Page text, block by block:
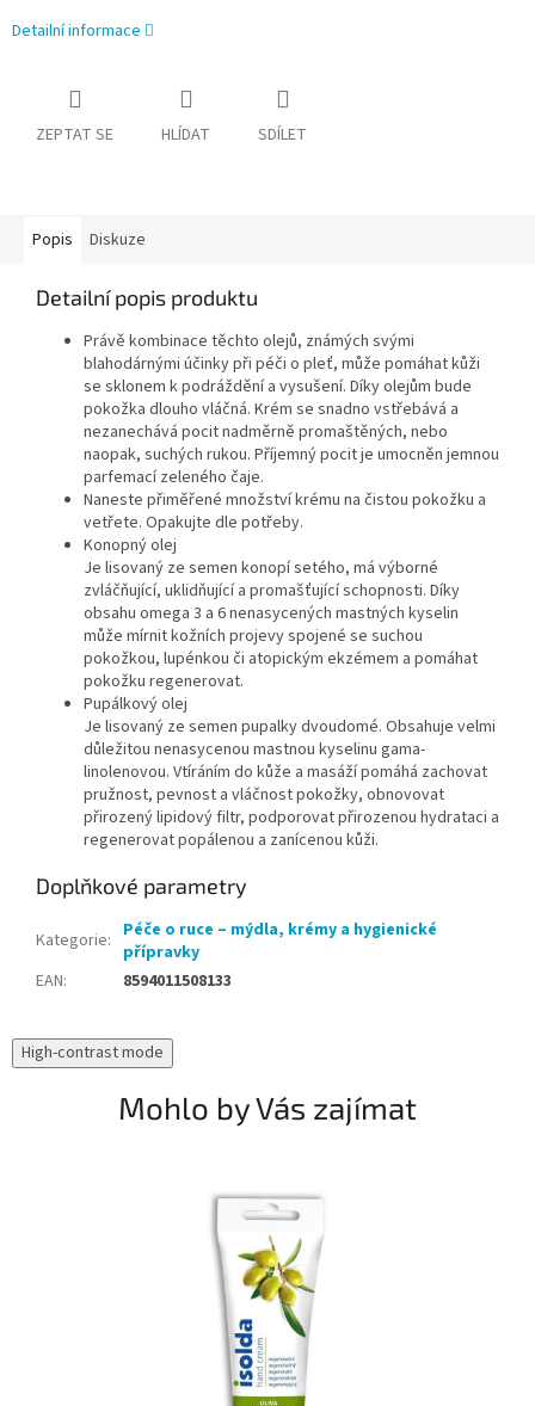
Detailní informace
ZEPTAT SE HLÍDAT SDÍLET
Popis Diskuze
Detailní popis produktu
Právě kombinace těchto olejů, známých svými
blahodárnými účinky při péči o pleť, může pomáhat kůži
se sklonem k podráždění a vysušení. Díky olejům bude
pokožka dlouho vláčná. Krém se snadno vstřebává a
nezanechává pocit nadměrně promaštěných, nebo
naopak, suchých rukou. Příjemný pocit je umocněn jemnou
parfemací zeleného čaje.
Naneste přiměřené množství krému na čistou pokožku a
vetřete. Opakujte dle potřeby.
Konopný olej
Je lisovaný ze semen konopí setého, má výborné
zvláčňující, uklidňující a promašťující schopnosti. Díky
obsahu omega 3 a 6 nenasycených mastných kyselin
může mírnit kožních projevy spojené se suchou
pokožkou, lupénkou či atopickým ekzémem a pomáhat
pokožku regenerovat.
Pupálkový olej
Je lisovaný ze semen pupalky dvoudomé. Obsahuje velmi
důležitou nenasycenou mastnou kyselinu gama-
linolenovou. Vtíráním do kůže a masáží pomáhá zachovat
pružnost, pevnost a vláčnost pokožky, obnovovat
přirozený lipidový filtr, podporovat přirozenou hydrataci a
regenerovat popálenou a zanícenou kůži.
Doplňkové parametry
Kategorie: Péče o ruce – mýdla, krémy a hygienické
přípravky
EAN: 8594011508133
High-contrast mode
Mohlo by Vás zajímat